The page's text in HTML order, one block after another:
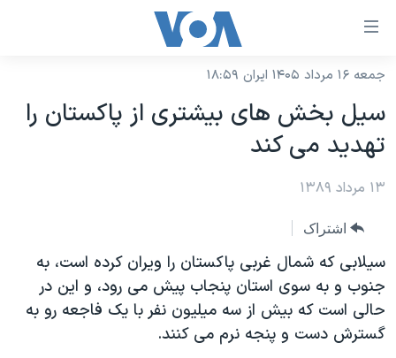
لینکهای
دسترسی
جهش
محتوای
اصلی
صفحه
اصلی
جهش
به
جستجو
نسخه سبک وب‌سایت
موضوع ها
ایران
آمریکا
جهان
ورزشی
گزیده‌ها
برنامه های تلویزیونی
جدول برنامه ها
صفحه‌های ویژه
جام جهانی ۲۰۲۶
عملیات خشم حماسی
فرکانس‌های صدای آمریکا
پخش رادیویی
جمعه ۱۶ مرداد ۱۴۰۵ ایران ۱۸:۵۹
سیل بخش های بیشتری از پاکستان را
تهدید می کند
۱۳ مرداد ۱۳۸۹
اشتراک
سیلابی که شمال غربی پاکستان را ویران کرده است، به
جنوب و به سوی استان پنجاب پیش می رود، و این در
حالی است که بیش از سه میلیون نفر با یک فاجعه رو به
گسترش دست و پنجه نرم می کنند.